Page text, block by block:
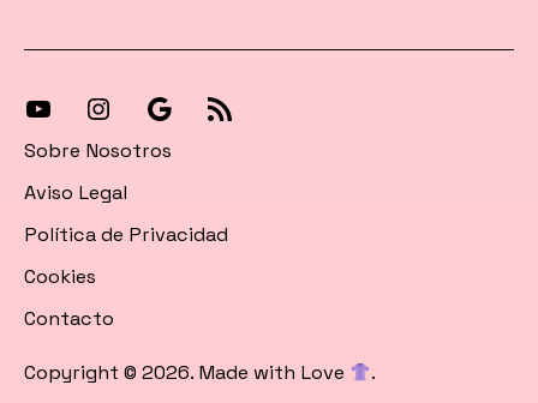
Copyright © 2026. Made with Love .
[27-
icon
icon=»fa
fa-
instagram»]
[27-
icon
icon=»fa
fa-
Síguenos
News
Sobre Nosotros
Aviso Legal
Política de Privacidad
Cookies
Contacto